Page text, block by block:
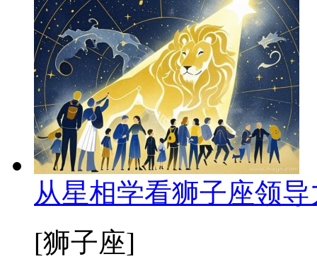
从星相学看狮子座领
[狮子座]